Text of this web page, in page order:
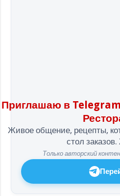
Приглашаю в
Живое общение, рецепты,
стол
Только авторский